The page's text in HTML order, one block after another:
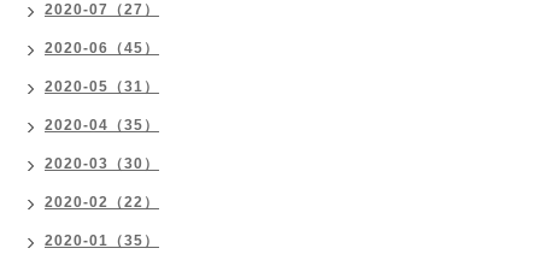
2020-07（27）
2020-06（45）
2020-05（31）
2020-04（35）
2020-03（30）
2020-02（22）
2020-01（35）